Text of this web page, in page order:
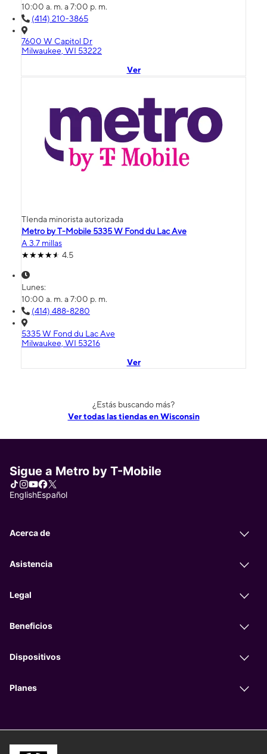
10:00 a. m. a 7:00 p. m.
(414) 210-3865
7600 W Capitol Dr
Milwaukee, WI 53222
Ver
TIenda minorista autorizada
Metro by T-Mobile 5335 W Fond du Lac Ave
A 3.7 millas
4.5
Lunes:
10:00 a. m. a 7:00 p. m.
(414) 488-8280
5335 W Fond du Lac Ave
Milwaukee, WI 53216
Ver
¿Estás buscando más?
Ver todas las tiendas en Wisconsin